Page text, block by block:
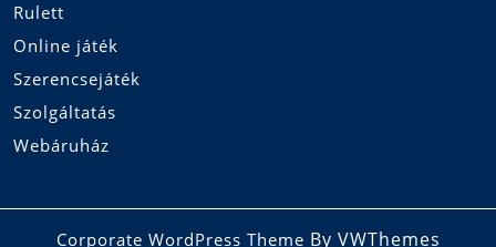
Rulett
Online játék
Szerencsejáték
Szolgáltatás
Webáruház
Corporate WordPress Theme By VWThemes